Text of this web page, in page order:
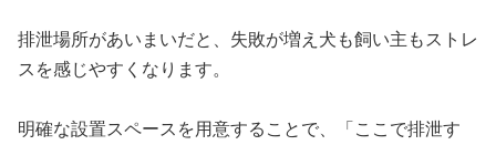
排泄場所があいまいだと、失敗が増え犬も飼い主もストレ
スを感じやすくなります。
明確な設置スペースを用意することで、「ここで排泄す